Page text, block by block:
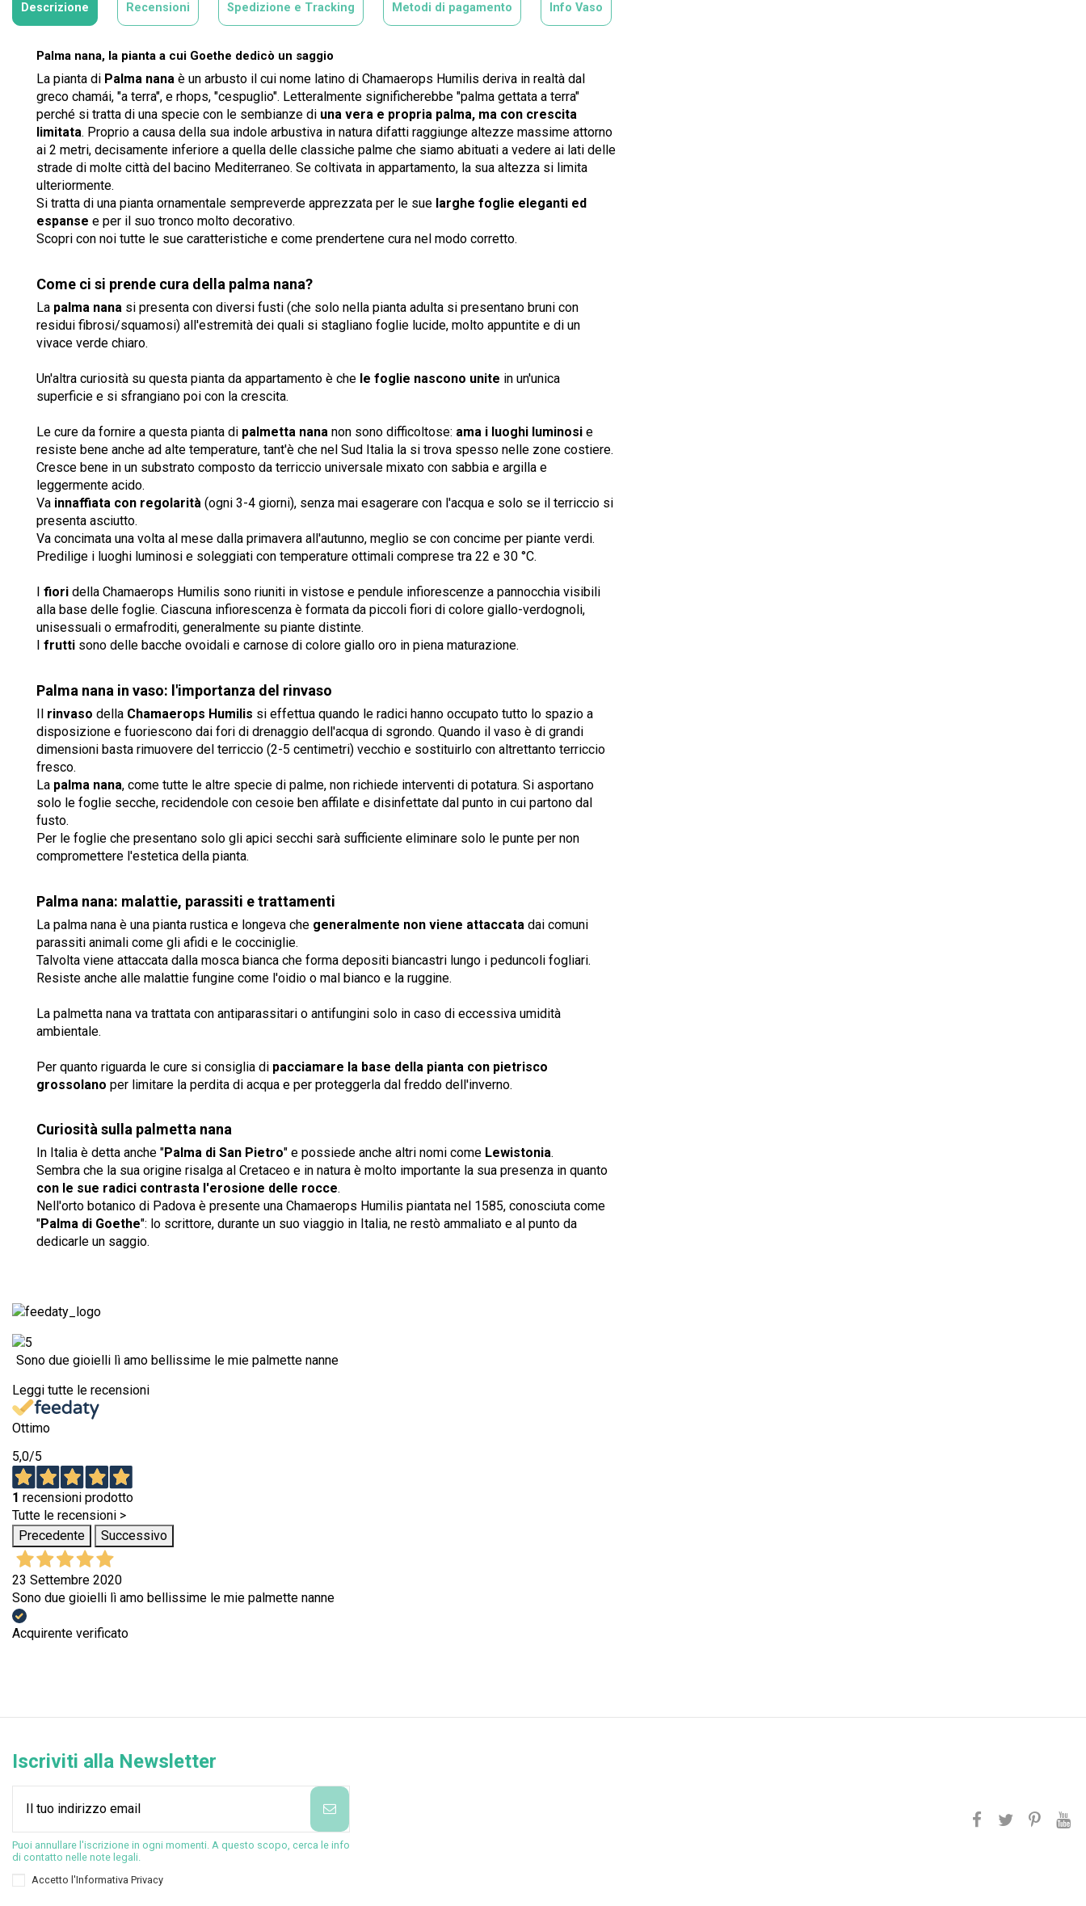
Descrizione Recensioni Spedizione e Tracking Metodi di pagamento Info Vaso
Palma nana, la pianta a cui Goethe dedicò un saggio
La pianta di Palma nana è un arbusto il cui nome latino di Chamaerops Humilis deriva in realtà dal
greco chamái, "a terra", e rhops, "cespuglio". Letteralmente significherebbe "palma gettata a terra"
perché si tratta di una specie con le sembianze di una vera e propria palma, ma con crescita
limitata. Proprio a causa della sua indole arbustiva in natura difatti raggiunge altezze massime attorno
ai 2 metri, decisamente inferiore a quella delle classiche palme che siamo abituati a vedere ai lati delle
strade di molte città del bacino Mediterraneo. Se coltivata in appartamento, la sua altezza si limita
ulteriormente.
Si tratta di una pianta ornamentale sempreverde apprezzata per le sue larghe foglie eleganti ed
espanse e per il suo tronco molto decorativo.
Scopri con noi tutte le sue caratteristiche e come prendertene cura nel modo corretto.
Come ci si prende cura della palma nana?
La palma nana si presenta con diversi fusti (che solo nella pianta adulta si presentano bruni con
residui fibrosi/squamosi) all'estremità dei quali si stagliano foglie lucide, molto appuntite e di un
vivace verde chiaro.
Un'altra curiosità su questa pianta da appartamento è che le foglie nascono unite in un'unica
superficie e si sfrangiano poi con la crescita.
Le cure da fornire a questa pianta di palmetta nana non sono difficoltose: ama i luoghi luminosi e
resiste bene anche ad alte temperature, tant'è che nel Sud Italia la si trova spesso nelle zone costiere.
Cresce bene in un substrato composto da terriccio universale mixato con sabbia e argilla e
leggermente acido.
Va innaffiata con regolarità (ogni 3-4 giorni), senza mai esagerare con l'acqua e solo se il terriccio si
presenta asciutto.
Va concimata una volta al mese dalla primavera all'autunno, meglio se con concime per piante verdi.
Predilige i luoghi luminosi e soleggiati con temperature ottimali comprese tra 22 e 30 °C.
I fiori della Chamaerops Humilis sono riuniti in vistose e pendule infiorescenze a pannocchia visibili
alla base delle foglie. Ciascuna infiorescenza è formata da piccoli fiori di colore giallo-verdognoli,
unisessuali o ermafroditi, generalmente su piante distinte.
I frutti sono delle bacche ovoidali e carnose di colore giallo oro in piena maturazione.
Palma nana in vaso: l'importanza del rinvaso
Il rinvaso della Chamaerops Humilis si effettua quando le radici hanno occupato tutto lo spazio a
disposizione e fuoriescono dai fori di drenaggio dell'acqua di sgrondo. Quando il vaso è di grandi
dimensioni basta rimuovere del terriccio (2-5 centimetri) vecchio e sostituirlo con altrettanto terriccio
fresco.
La palma nana, come tutte le altre specie di palme, non richiede interventi di potatura. Si asportano
solo le foglie secche, recidendole con cesoie ben affilate e disinfettate dal punto in cui partono dal
fusto.
Per le foglie che presentano solo gli apici secchi sarà sufficiente eliminare solo le punte per non
compromettere l'estetica della pianta.
Palma nana: malattie, parassiti e trattamenti
La palma nana è una pianta rustica e longeva che generalmente non viene attaccata dai comuni
parassiti animali come gli afidi e le cocciniglie.
Talvolta viene attaccata dalla mosca bianca che forma depositi biancastri lungo i peduncoli fogliari.
Resiste anche alle malattie fungine come l'oidio o mal bianco e la ruggine.
La palmetta nana va trattata con antiparassitari o antifungini solo in caso di eccessiva umidità
ambientale.
Per quanto riguarda le cure si consiglia di pacciamare la base della pianta con pietrisco
grossolano per limitare la perdita di acqua e per proteggerla dal freddo dell'inverno.
Curiosità sulla palmetta nana
In Italia è detta anche "Palma di San Pietro" e possiede anche altri nomi come Lewistonia.
Sembra che la sua origine risalga al Cretaceo e in natura è molto importante la sua presenza in quanto
con le sue radici contrasta l'erosione delle rocce.
Nell'orto botanico di Padova è presente una Chamaerops Humilis piantata nel 1585, conosciuta come
"Palma di Goethe": lo scrittore, durante un suo viaggio in Italia, ne restò ammaliato e al punto da
dedicarle un saggio.
Sono due gioielli lì amo bellissime le mie palmette nanne
Leggi tutte le recensioni
Ottimo
5,0/5
1 recensioni prodotto
Tutte le recensioni >
Precedente
Successivo
23 Settembre 2020
Sono due gioielli lì amo bellissime le mie palmette nanne
Acquirente verificato
Iscriviti alla Newsletter
Puoi annullare l'iscrizione in ogni momenti. A questo scopo, cerca le info
di contatto nelle note legali.
Accetto l'Informativa Privacy